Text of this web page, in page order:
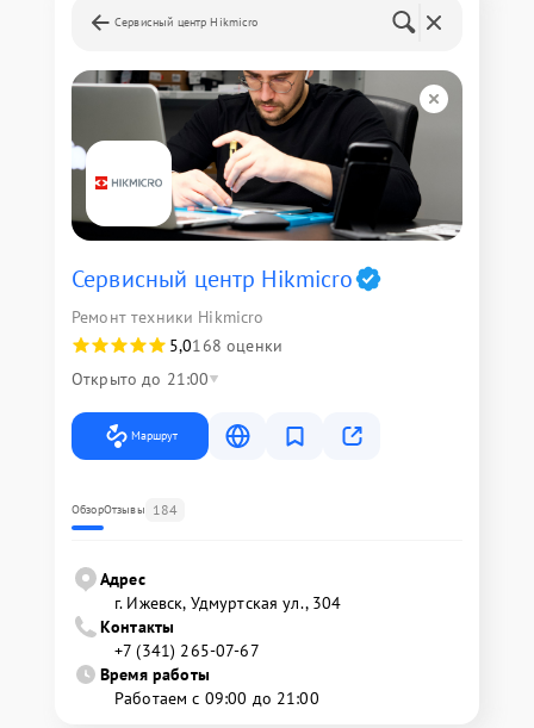
Сервисный центр Hikmicro
Сервисный центр Hikmicro
Ремонт техники Hikmicro
5,0168 оценки
Открыто до 21:00
Маршрут
ОбзорОтзывы 184
Адрес
г. Ижевск, Удмуртская ул., 304
Контакты
+7 (341) 265-07-67
Время работы
Работаем с 09:00 до 21:00